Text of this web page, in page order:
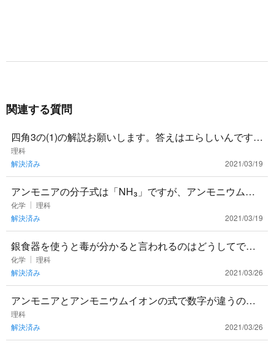
関連する質問
四角3の(1)の解説お願いします。答えはエらしいんですが
よくわかりませんでした。
理科
解決済み
2021/03/19
アンモニアの分子式は「NH₃」ですが、アンモニウムイ
オンのイオン式は「NH₄＋」となるのはなぜですか‥‥？
数字が3から4
化学
理科
解決済み
2021/03/19
銀食器を使うと毒が分かると言われるのはどうしてです
か？何か化学反応でも起きるのですか？？
化学
理科
解決済み
2021/03/26
アンモニアとアンモニウムイオンの式で数字が違うのは
どうしてですか？今日授業で習ったのに全然分かりませ
んでした。。。
理科
解決済み
2021/03/26